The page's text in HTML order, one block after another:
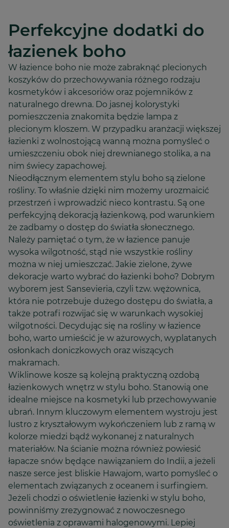
Perfekcyjne dodatki do
łazienek boho
W łazience boho nie może zabraknąć plecionych
koszyków do przechowywania różnego rodzaju
kosmetyków i akcesoriów oraz pojemników z
naturalnego drewna. Do jasnej kolorystyki
pomieszczenia znakomita będzie lampa z
plecionym kloszem. W przypadku aranżacji większej
łazienki z wolnostojącą wanną można pomyśleć o
umieszczeniu obok niej drewnianego stolika, a na
nim świecy zapachowej.
Nieodłącznym elementem stylu boho są zielone
rośliny. To właśnie dzięki nim możemy urozmaicić
przestrzeń i wprowadzić nieco kontrastu. Są one
perfekcyjną dekoracją łazienkową, pod warunkiem
że zadbamy o dostęp do światła słonecznego.
Należy pamiętać o tym, że w łazience panuje
wysoka wilgotność, stąd nie wszystkie rośliny
można w niej umieszczać. Jakie zielone, żywe
dekoracje warto wybrać do łazienki boho? Dobrym
wyborem jest Sansevieria, czyli tzw. wężownica,
która nie potrzebuje dużego dostępu do światła, a
także potrafi rozwijać się w warunkach wysokiej
wilgotności. Decydując się na rośliny w łazience
boho, warto umieścić je w ażurowych, wyplatanych
osłonkach doniczkowych oraz wiszących
makramach.
Wiklinowe kosze są kolejną praktyczną ozdobą
łazienkowych wnętrz w stylu boho. Stanowią one
idealne miejsce na kosmetyki lub przechowywanie
ubrań. Innym kluczowym elementem wystroju jest
lustro z kryształowym wykończeniem lub z ramą w
kolorze miedzi bądź wykonanej z naturalnych
materiałów. Na ścianie można również powiesić
łapacze snów będące nawiązaniem do Indii, a jeżeli
nasze serce jest bliskie Hawajom, warto pomyśleć o
elementach związanych z oceanem i surfingiem.
Jeżeli chodzi o oświetlenie łazienki w stylu boho,
powinniśmy zrezygnować z nowoczesnego
oświetlenia z oprawami halogenowymi. Lepiej